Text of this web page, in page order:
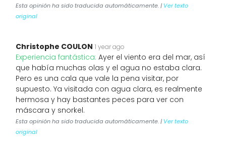
Esta opinión ha sido traducida automáticamente. | Ver texto
original
Christophe COULON 1 year ago
Experiencia fantástica: Ayer el viento era del mar, así
que había muchas olas y el agua no estaba clara.
Pero es una cala que vale la pena visitar, por
supuesto. Ya visitada con agua clara, es realmente
hermosa y hay bastantes peces para ver con
máscara y snorkel.
Esta opinión ha sido traducida automáticamente. | Ver texto
original